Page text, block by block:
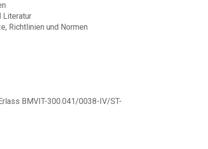
Literatur
Richtlinien und Normen
BMVIT-300.041/0038-IV/ST-